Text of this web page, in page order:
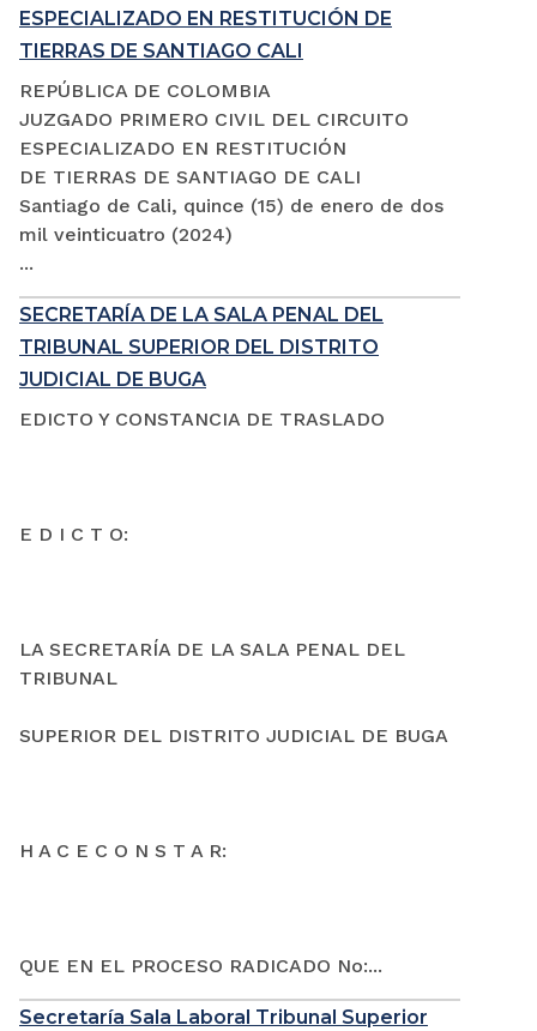
ESPECIALIZADO EN RESTITUCIÓN DE
TIERRAS DE SANTIAGO CALI
REPÚBLICA DE COLOMBIA
JUZGADO PRIMERO CIVIL DEL CIRCUITO
ESPECIALIZADO EN RESTITUCIÓN
DE TIERRAS DE SANTIAGO DE CALI
Santiago de Cali, quince (15) de enero de dos
mil veinticuatro (2024)
...
SECRETARÍA DE LA SALA PENAL DEL
TRIBUNAL SUPERIOR DEL DISTRITO
JUDICIAL DE BUGA
EDICTO Y CONSTANCIA DE TRASLADO
E D I C T O:
LA SECRETARÍA DE LA SALA PENAL DEL
TRIBUNAL
SUPERIOR DEL DISTRITO JUDICIAL DE BUGA
H A C E C O N S T A R:
QUE EN EL PROCESO RADICADO No:...
Secretaría Sala Laboral Tribunal Superior